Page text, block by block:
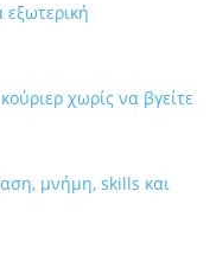
χωρίς να βγείτε
μνήμη, skills και